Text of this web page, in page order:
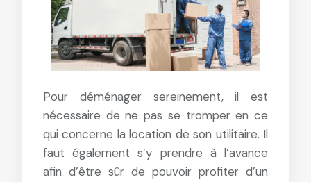
Pour déménager sereinement, il est
nécessaire de ne pas se tromper en ce
qui concerne la location de son utilitaire. Il
faut également s’y prendre à l’avance
afin d’être sûr de pouvoir profiter d’un